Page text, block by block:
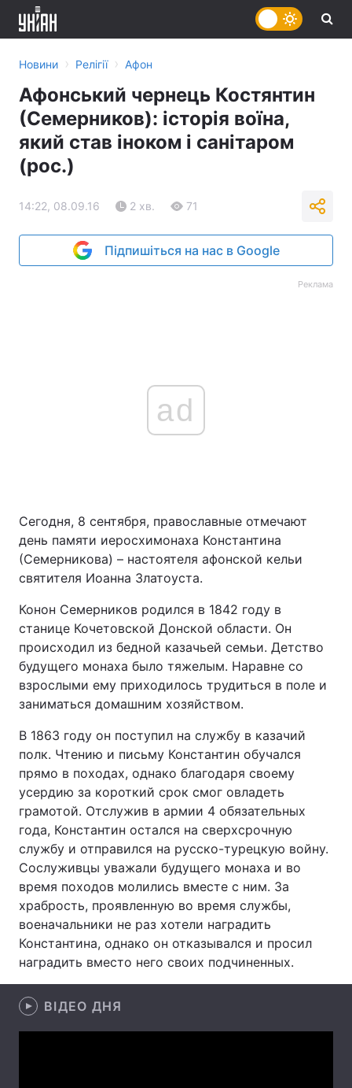
Головна Війна
Україна Політика
Економіка
Спорт Наука
Техно і зв'язок Лайт
Зброя Інциденти
Цікавинки
Новини › Релігії › Афон
Афонський чернець Костянтин
(Семерников): історія воїна,
який став іноком і санітаром
(рос.)
14:22, 08.09.16 2 хв. 71
Підпишіться на нас в Google
Реклама
ad
Сегодня, 8 сентября, православные отмечают
день памяти иеросхимонаха Константина
(Семерникова) – настоятеля афонской кельи
святителя Иоанна Златоуста.
Конон Семерников родился в 1842 году в
станице Кочетовской Донской области. Он
происходил из бедной казачьей семьи. Детство
будущего монаха было тяжелым. Наравне со
взрослыми ему приходилось трудиться в поле и
заниматься домашним хозяйством.
В 1863 году он поступил на службу в казачий
полк. Чтению и письму Константин обучался
прямо в походах, однако благодаря своему
усердию за короткий срок смог овладеть
грамотой. Отслужив в армии 4 обязательных
года, Константин остался на сверхсрочную
службу и отправился на русско-турецкую войну.
Сослуживцы уважали будущего монаха и во
время походов молились вместе с ним. За
храбрость, проявленную во время службы,
военачальники не раз хотели наградить
Константина, однако он отказывался и просил
наградить вместо него своих подчиненных.
ВІДЕО ДНЯ